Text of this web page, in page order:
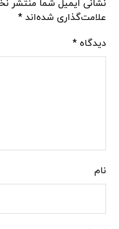
نشانی ایمیل شما منتشر
علامت‌گذاری شده‌اند*
دیدگاه*
نام